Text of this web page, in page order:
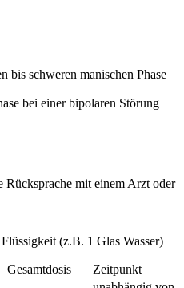
bis schweren manischen Phase
bei einer bipolaren Störung
Rücksprache mit einem Arzt oder
(z.B. 1 Glas Wasser)
Gesamtdosis
Zeitpunkt